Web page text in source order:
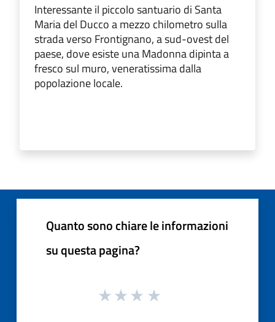
Interessante il piccolo santuario di Santa
Maria del Ducco a mezzo chilometro sulla
strada verso Frontignano, a sud-ovest del
paese, dove esiste una Madonna dipinta a
fresco sul muro, veneratissima dalla
popolazione locale.
Quanto sono chiare le informazioni
su questa pagina?